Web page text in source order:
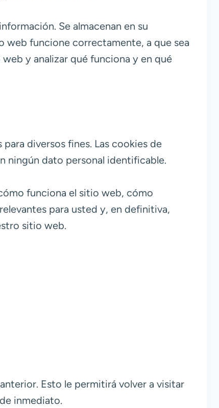
Se almacenan en su
web funcione correctamente, a que sea
y analizar qué funciona y en qué
diversos fines. Las cookies de
ningún dato personal identificable.
funciona el sitio web, cómo
para usted y, en definitiva,
sitio web.
Esto le permitirá volver a visitar
inmediato.